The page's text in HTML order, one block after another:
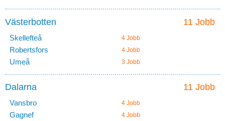
11 Jobb
Västerbotten
Skellefteå 4 Jobb
Robertsfors 4 Jobb
Umeå 3 Jobb
11 Jobb
Dalarna
Vansbro 4 Jobb
Gagnef 4 Jobb